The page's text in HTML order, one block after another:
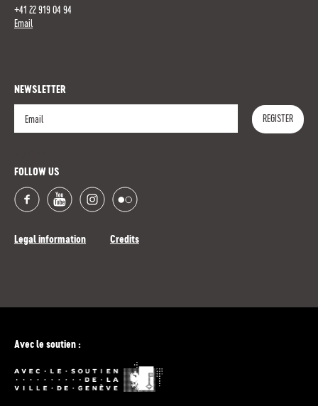
+41 22 919 04 94
Email
NEWSLETTER
REGISTER
FOLLOW US
Legal information Credits
Avec le soutien :